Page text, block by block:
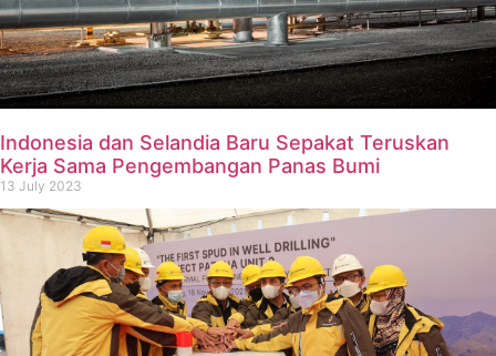
Indonesia dan Selandia Baru Sepakat Teruskan
Kerja Sama Pengembangan Panas Bumi
13 July 2023